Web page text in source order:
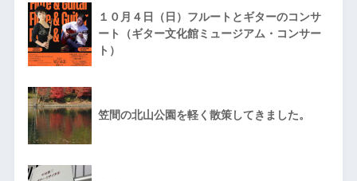
１０月４日（日）フルートとギターのコンサ
ート（ギター文化館ミュージアム・コンサー
ト）
笠間の北山公園を軽く散策してきました。